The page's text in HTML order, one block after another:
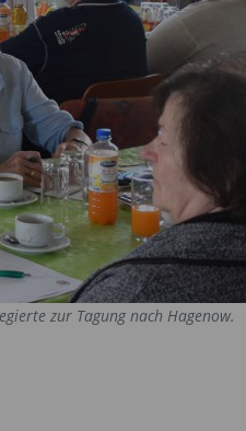
zur Tagung nach Hagenow.